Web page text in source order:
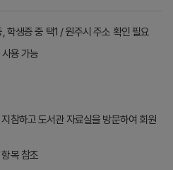
학생증 중 택1 / 원주시 주소 확인 필요
용 가능
참하고 도서관 자료실을 방문하여 회원
목 참조